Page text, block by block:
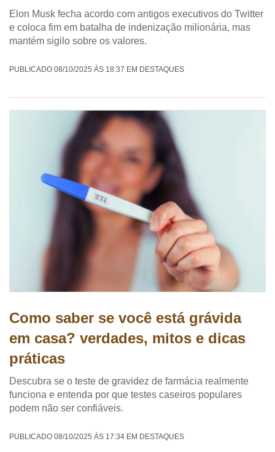
Elon Musk fecha acordo com antigos executivos do Twitter
e coloca fim em batalha de indenização milionária, mas
mantém sigilo sobre os valores.
PUBLICADO 08/10/2025 ÀS 18:37 EM DESTAQUES
Como saber se você está grávida
em casa? verdades, mitos e dicas
práticas
Descubra se o teste de gravidez de farmácia realmente
funciona e entenda por que testes caseiros populares
podem não ser confiáveis.
PUBLICADO 08/10/2025 ÀS 17:34 EM DESTAQUES